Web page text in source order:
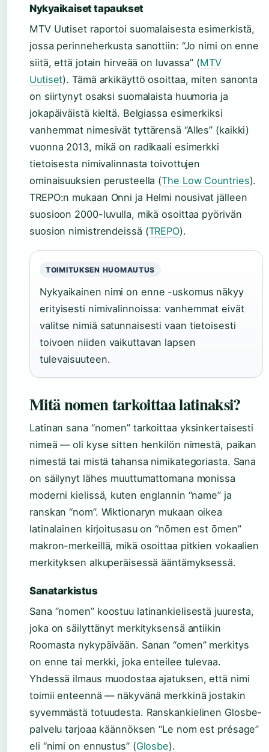
Nykyaikaiset tapaukset
MTV Uutiset raportoi suomalaisesta esimerkistä,
jossa perinneherkusta sanottiin: “Jo nimi on enne
siitä, että jotain hirveää on luvassa” (MTV
Uutiset). Tämä arkikäyttö osoittaa, miten sanonta
on siirtynyt osaksi suomalaista huumoria ja
jokapäiväistä kieltä. Belgiassa esimerkiksi
vanhemmat nimesivät tyttärensä “Alles” (kaikki)
vuonna 2013, mikä on radikaali esimerkki
tietoisesta nimivalinnasta toivottujen
ominaisuuksien perusteella (The Low Countries).
TREPO:n mukaan Onni ja Helmi nousivat jälleen
suosioon 2000-luvulla, mikä osoittaa pyörivän
suosion nimistrendeissä (TREPO).
TOIMITUKSEN HUOMAUTUS
Nykyaikainen nimi on enne -uskomus näkyy
erityisesti nimivalinnoissa: vanhemmat eivät
valitse nimiä satunnaisesti vaan tietoisesti
toivoen niiden vaikuttavan lapsen
tulevaisuuteen.
Mitä nomen tarkoittaa latinaksi?
Latinan sana “nomen” tarkoittaa yksinkertaisesti
nimeä — oli kyse sitten henkilön nimestä, paikan
nimestä tai mistä tahansa nimikategoriasta. Sana
on säilynyt lähes muuttumattomana monissa
moderni kielissä, kuten englannin “name” ja
ranskan “nom”. Wiktionaryn mukaan oikea
latinalainen kirjoitusasu on “nōmen est ōmen”
makron-merkeillä, mikä osoittaa pitkien vokaalien
merkityksen alkuperäisessä ääntämyksessä.
Sanatarkistus
Sana “nomen” koostuu latinankielisestä juuresta,
joka on säilyttänyt merkityksensä antiikin
Roomasta nykypäivään. Sanan “omen” merkitys
on enne tai merkki, joka enteilee tulevaa.
Yhdessä ilmaus muodostaa ajatuksen, että nimi
toimii enteennä — näkyvänä merkkinä jostakin
syvemmästä totuudesta. Ranskankielinen Glosbe-
palvelu tarjoaa käännöksen “Le nom est présage”
eli “nimi on ennustus” (Glosbe).